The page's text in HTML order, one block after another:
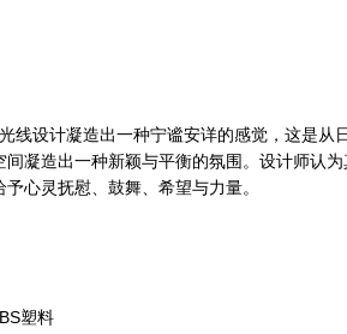
线设计凝造出一种宁谧安详的感觉，这是从
凝造出一种新颖与平衡的氛围。设计师认
心灵抚慰、鼓舞、希望与力量。
塑料